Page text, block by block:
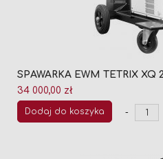
34 000,00 zł
Dodaj do koszyka -